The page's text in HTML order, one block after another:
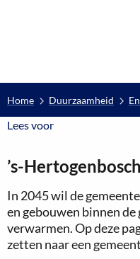
Home Duurzaamheid
Lees voorLees voor
’s-
In 2045 wil de
en gebouwen binnen
verwarmen. Op deze
zetten naar een